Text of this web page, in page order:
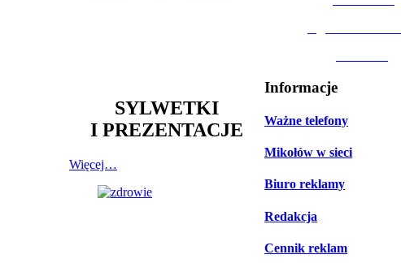
SYLWETKI
I PREZENTACJE
Więcej…
Informacje
Ważne telefony
Mikołów w sieci
Biuro reklamy
Redakcja
Cennik reklam